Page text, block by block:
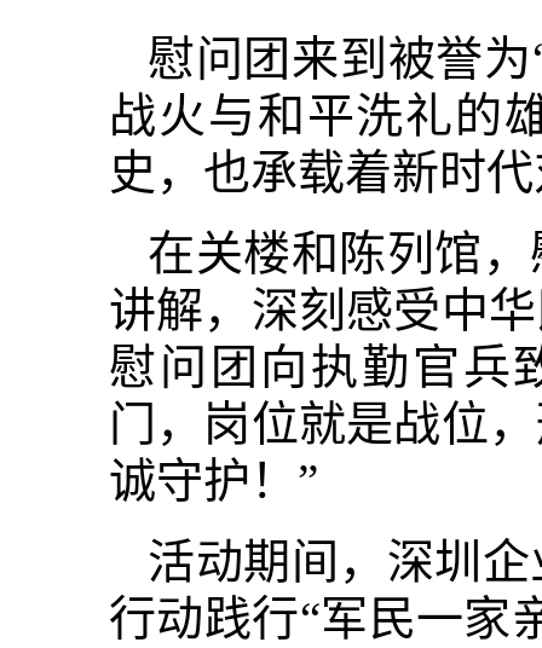
慰问团来到被誉
战火与和平洗礼的
史，也承载着新时
在关楼和陈列馆
讲解，深刻感受中
慰问团向执勤官兵
门，岗位就是战位
诚守护！”
活动期间，深圳
行动践行“军民一家